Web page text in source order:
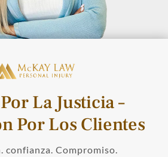
La Justicia –
Por Los Clientes
confianza. Compromiso.